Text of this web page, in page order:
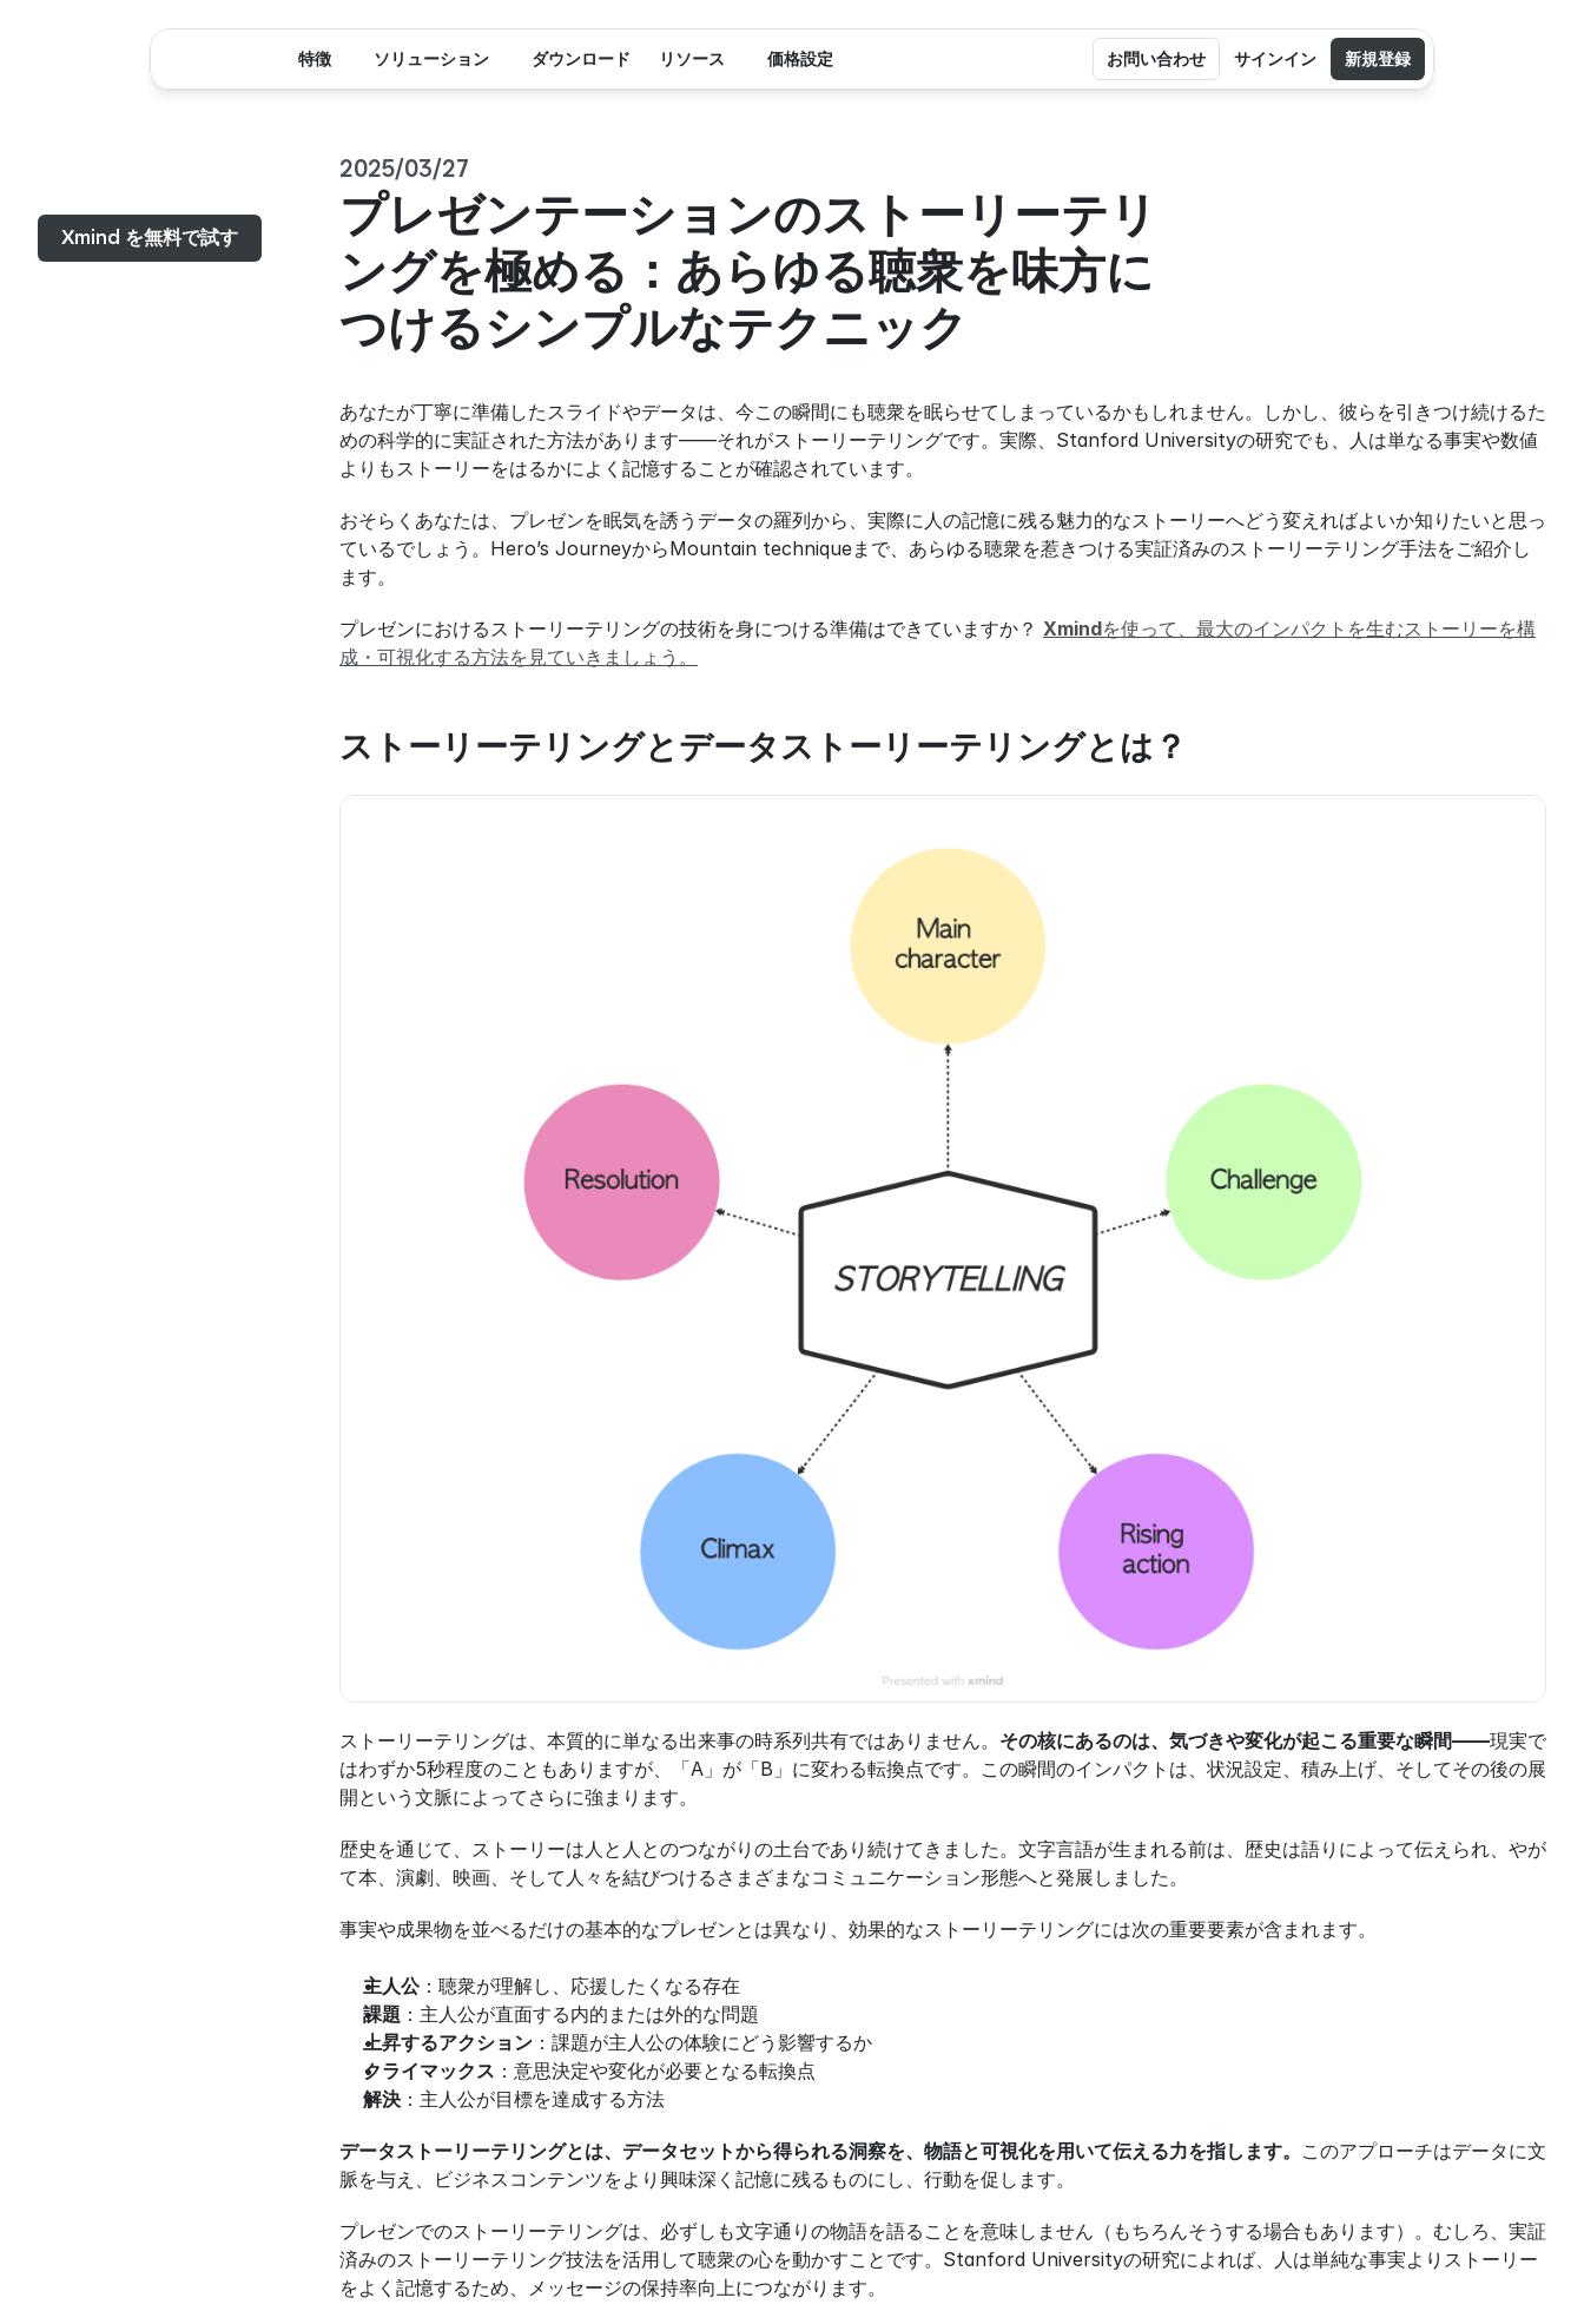
Xmind を無料で試す
2025/03/27
プレゼンテーションのストーリーテリ
ングを極める：あらゆる聴衆を味方に
つけるシンプルなテクニック
あなたが丁寧に準備したスライドやデータは、今この瞬間にも聴衆を眠らせてしまっているかもしれません。しかし、彼らを引きつけ続けるた
めの科学的に実証された方法があります――それがストーリーテリングです。実際、Stanford Universityの研究でも、人は単なる事実や数値
よりもストーリーをはるかによく記憶することが確認されています。
おそらくあなたは、プレゼンを眠気を誘うデータの羅列から、実際に人の記憶に残る魅力的なストーリーへどう変えればよいか知りたいと思っ
ているでしょう。Hero’s JourneyからMountain techniqueまで、あらゆる聴衆を惹きつける実証済みのストーリーテリング手法をご紹介し
ます。
プレゼンにおけるストーリーテリングの技術を身につける準備はできていますか？ Xmindを使って、最大のインパクトを生むストーリーを構
成・可視化する方法を見ていきましょう。
ストーリーテリングとデータストーリーテリングとは？
ストーリーテリングは、本質的に単なる出来事の時系列共有ではありません。 その核にあるのは、気づきや変化が起こる重要な瞬間――現実で
はわずか5秒程度のこともありますが、「A」が「B」に変わる転換点です。この瞬間のインパクトは、状況設定、積み上げ、そしてその後の展
開という文脈によってさらに強まります。
歴史を通じて、ストーリーは人と人とのつながりの土台であり続けてきました。文字言語が生まれる前は、歴史は語りによって伝えられ、やが
て本、演劇、映画、そして人々を結びつけるさまざまなコミュニケーション形態へと発展しました。
事実や成果物を並べるだけの基本的なプレゼンとは異なり、効果的なストーリーテリングには次の重要要素が含まれます。
主人公：聴衆が理解し、応援したくなる存在
課題 ：主人公が直面する内的または外的な問題
上昇するアクション ：課題が主人公の体験にどう影響するか
クライマックス ：意思決定や変化が必要となる転換点
解決 ：主人公が目標を達成する方法
データストーリーテリングとは、データセットから得られる洞察を、物語と可視化を用いて伝える力を指します。 このアプローチはデータに文
脈を与え、ビジネスコンテンツをより興味深く記憶に残るものにし、行動を促します。
プレゼンでのストーリーテリングは、必ずしも文字通りの物語を語ることを意味しません（もちろんそうする場合もあります）。むしろ、実証
済みのストーリーテリング技法を活用して聴衆の心を動かすことです。Stanford Universityの研究によれば、人は単純な事実よりストーリー
をよく記憶するため、メッセージの保持率向上につながります。
特徴 ソリューション ダウンロード リソース 価格設定 お問い合わせ サインイン 新規登録